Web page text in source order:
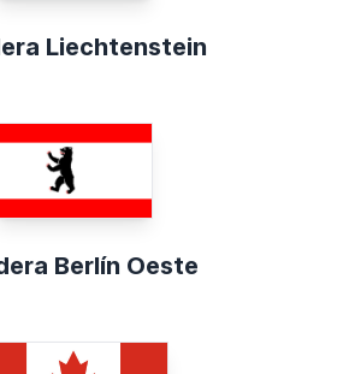
Liechtenstein
Berlín Oeste